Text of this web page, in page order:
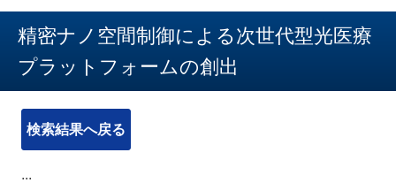
精密ナノ空間制御による次世代型光医療
プラットフォームの創出
検索結果へ戻る
...